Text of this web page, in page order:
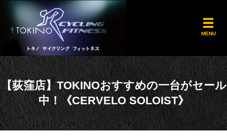
MENU
【荻窪店】TOKINOおすすめの一台がセール
中！《CERVELO SOLOIST》